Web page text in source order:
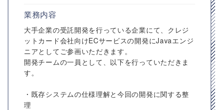
業務内容
大手企業の受託開発を行っている企業にて、クレジ
ットカード会社向けECサービスの開発にJavaエンジ
ニアとしてご参画いただきます。
開発チームの一員として、以下を行っていただきま
す。
・既存システムの仕様理解と今回の開発に関する整
理